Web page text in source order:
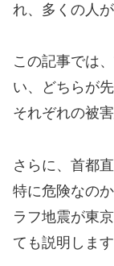
れ、多くの人
この記事では
い、どちらが
それぞれの被
さらに、首都
特に危険なの
ラフ地震が東
ても説明します